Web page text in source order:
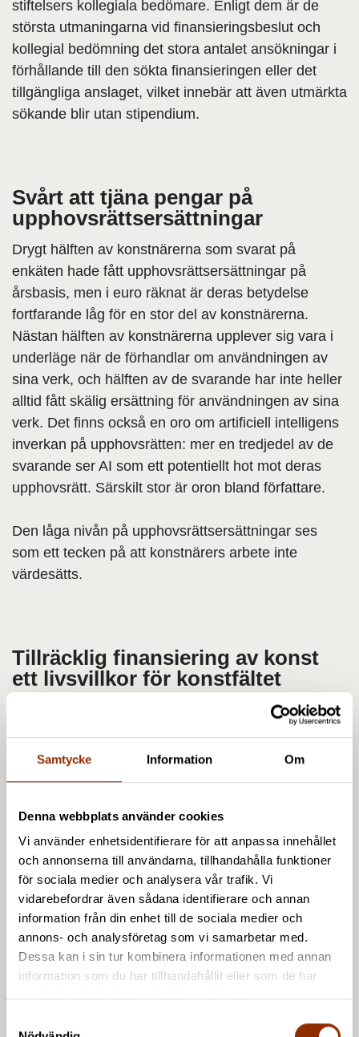
Samtycke Information Om
Denna webbplats använder cookies
Vi använder enhetsidentifierare för att anpassa innehållet
och annonserna till användarna, tillhandahålla funktioner
för sociala medier och analysera vår trafik. Vi
vidarebefordrar även sådana identifierare och annan
information från din enhet till de sociala medier och
annons- och analysföretag som vi samarbetar med.
Dessa kan i sin tur kombinera informationen med annan
information som du har tillhandahållit eller som de har
stiftelsers kollegiala bedömare. Enligt dem är de
största utmaningarna vid finansieringsbeslut och
kollegial bedömning det stora antalet ansökningar i
förhållande till den sökta finansieringen eller det
tillgängliga anslaget, vilket innebär att även utmärkta
sökande blir utan stipendium.
Svårt att tjäna pengar på
upphovsrättsersättningar
Drygt hälften av konstnärerna som svarat på
enkäten hade fått upphovsrättsersättningar på
årsbasis, men i euro räknat är deras betydelse
fortfarande låg för en stor del av konstnärerna.
Nästan hälften av konstnärerna upplever sig vara i
underläge när de förhandlar om användningen av
sina verk, och hälften av de svarande har inte heller
alltid fått skälig ersättning för användningen av sina
verk. Det finns också en oro om artificiell intelligens
inverkan på upphovsrätten: mer en tredjedel av de
svarande ser AI som ett potentiellt hot mot deras
upphovsrätt. Särskilt stor är oron bland författare.
Den låga nivån på upphovsrättsersättningar ses
som ett tecken på att konstnärers arbete inte
värdesätts.
Tillräcklig finansiering av konst
ett livsvillkor för konstfältet
Barometerns resultat målar upp en bild av möjliga
konstnärers ställning på arbetsmarknaden är en
förändringar, såsom ökad och mångsidigare
finansiering samt flexibilitet i att kombinera olika
sysselsättningsformer och i arbetslöshetsskydd och
social trygghet. En stor del av de konstnärer som
svarat på enkäten vill även i fortsättningen
kombinera olika sysselsättningsformer.
Att trygga försörjningen är ett livsvillkor för